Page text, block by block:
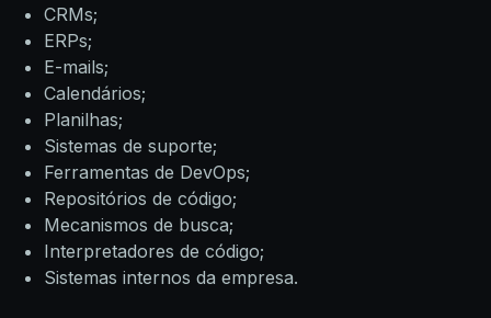
CRMs;
ERPs;
E-mails;
Calendários;
Planilhas;
Sistemas de suporte;
Ferramentas de DevOps;
Repositórios de código;
Mecanismos de busca;
Interpretadores de código;
Sistemas internos da empresa.